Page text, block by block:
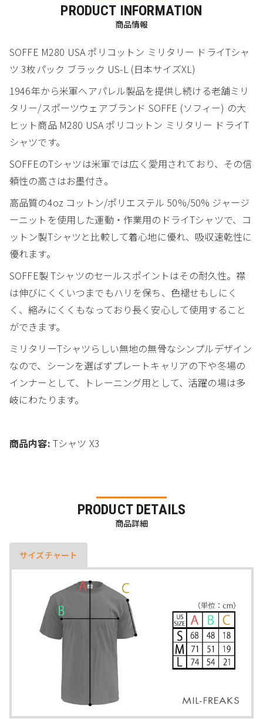
PRODUCT INFORMATION
商品情報
SOFFE M280 USA ポリコットン ミリタリー ドライTシャ
ツ 3枚パック ブラック US-L (日本サイズXL)
1946年から米軍へアパレル製品を提供し続ける老舗ミリ
タリー/スポーツウェアブランド SOFFE (ソフィー) の大
ヒット商品 M280 USA ポリコットン ミリタリー ドライT
シャツです。
SOFFEのTシャツは米軍では広く愛用されており、その信
頼性の高さはお墨付き。
高品質の4oz コットン/ポリエステル 50%/50% ジャージ
ーニットを使用した運動・作業用のドライTシャツで、コ
ットン製Tシャツと比較して着心地に優れ、吸収速乾性に
優れます。
SOFFE製 Tシャツのセールスポイントはその耐久性。襟
は伸びにくくいつまでもハリを保ち、色褪せもしにく
く、縮みにくくもなっており長く安心して使用すること
ができます。
ミリタリーTシャツらしい無地の無骨なシンプルデザイン
なので、シーンを選ばずプレートキャリアの下や冬場の
インナーとして、トレーニング用として、活躍の場は多
岐にわたります。
商品内容: Tシャツ X3
PRODUCT DETAILS
商品詳細
サイズチャート